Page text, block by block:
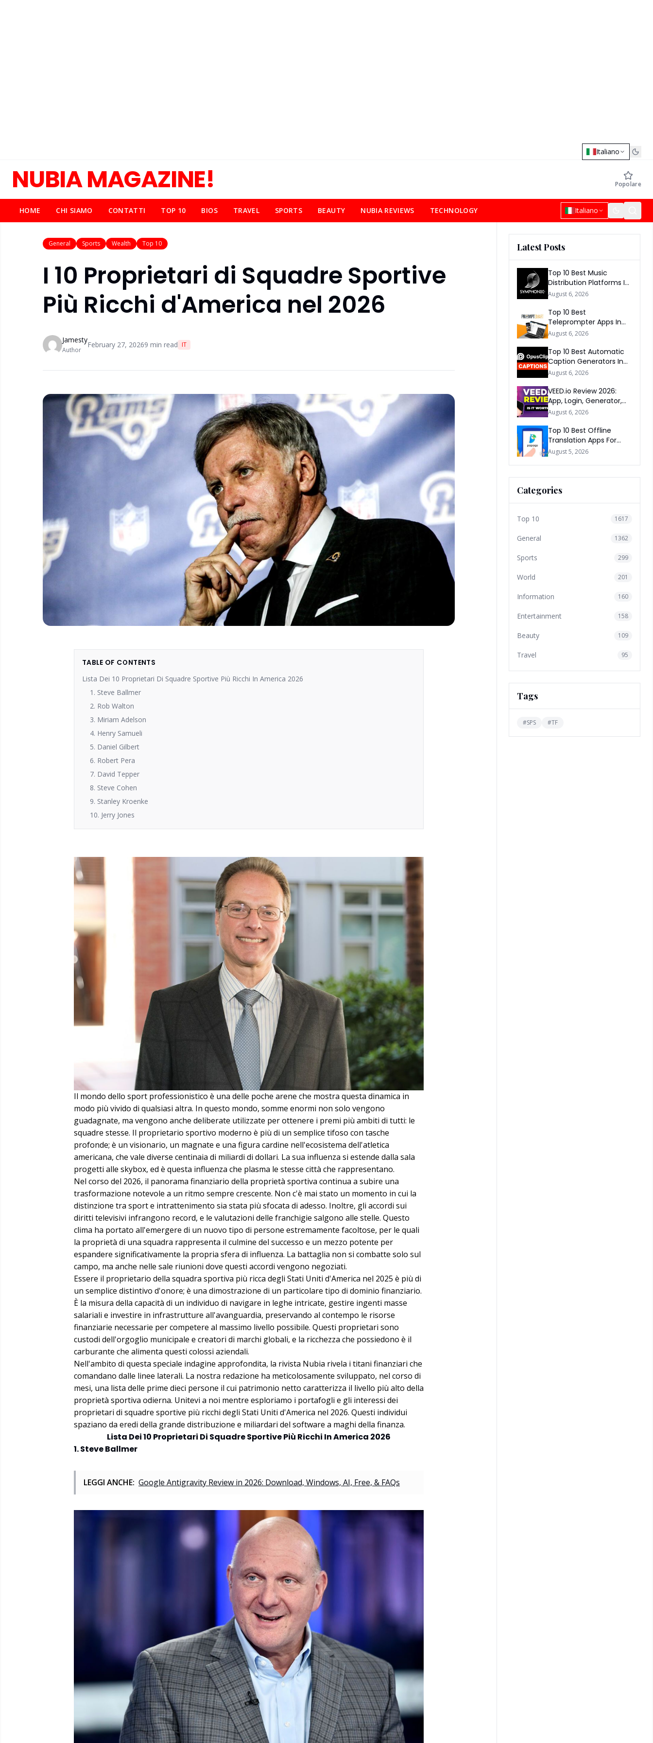
Italiano
NUBIA MAGAZINE! Popolare
HOME CHI SIAMO CONTATTI TOP 10 BIOS TRAVEL SPORTS BEAUTY NUBIA REVIEWS TECHNOLOGY Italiano
General Sports Wealth Top 10
I 10 Proprietari di Squadre Sportive
Più Ricchi d'America nel 2026
Jamesty
Author
February 27, 20269 min read IT
TABLE OF CONTENTS
Lista Dei 10 Proprietari Di Squadre Sportive Più Ricchi In America 2026
1. Steve Ballmer
2. Rob Walton
3. Miriam Adelson
4. Henry Samueli
5. Daniel Gilbert
6. Robert Pera
7. David Tepper
8. Steve Cohen
9. Stanley Kroenke
10. Jerry Jones
Il mondo dello sport professionistico è una delle poche arene che mostra questa dinamica in
modo più vivido di qualsiasi altra. In questo mondo, somme enormi non solo vengono
guadagnate, ma vengono anche deliberate utilizzate per ottenere i premi più ambiti di tutti: le
squadre stesse. Il proprietario sportivo moderno è più di un semplice tifoso con tasche
profonde; è un visionario, un magnate e una figura cardine nell'ecosistema dell'atletica
americana, che vale diverse centinaia di miliardi di dollari. La sua influenza si estende dalla sala
progetti alle skybox, ed è questa influenza che plasma le stesse città che rappresentano.
Nel corso del 2026, il panorama finanziario della proprietà sportiva continua a subire una
trasformazione notevole a un ritmo sempre crescente. Non c'è mai stato un momento in cui la
distinzione tra sport e intrattenimento sia stata più sfocata di adesso. Inoltre, gli accordi sui
diritti televisivi infrangono record, e le valutazioni delle franchigie salgono alle stelle. Questo
clima ha portato all'emergere di un nuovo tipo di persone estremamente facoltose, per le quali
la proprietà di una squadra rappresenta il culmine del successo e un mezzo potente per
espandere significativamente la propria sfera di influenza. La battaglia non si combatte solo sul
campo, ma anche nelle sale riunioni dove questi accordi vengono negoziati.
Essere il proprietario della squadra sportiva più ricca degli Stati Uniti d'America nel 2025 è più di
un semplice distintivo d'onore; è una dimostrazione di un particolare tipo di dominio finanziario.
È la misura della capacità di un individuo di navigare in leghe intricate, gestire ingenti masse
salariali e investire in infrastrutture all'avanguardia, preservando al contempo le risorse
finanziarie necessarie per competere al massimo livello possibile. Questi proprietari sono
custodi dell'orgoglio municipale e creatori di marchi globali, e la ricchezza che possiedono è il
carburante che alimenta questi colossi aziendali.
Nell'ambito di questa speciale indagine approfondita, la rivista Nubia rivela i titani finanziari che
comandano dalle linee laterali. La nostra redazione ha meticolosamente sviluppato, nel corso di
mesi, una lista delle prime dieci persone il cui patrimonio netto caratterizza il livello più alto della
proprietà sportiva odierna. Unitevi a noi mentre esploriamo i portafogli e gli interessi dei
proprietari di squadre sportive più ricchi degli Stati Uniti d'America nel 2026. Questi individui
spaziano da eredi della grande distribuzione e miliardari del software a maghi della finanza.
Lista Dei 10 Proprietari Di Squadre Sportive Più Ricchi In America 2026
1. Steve Ballmer
LEGGI ANCHE: Google Antigravity Review in 2026: Download, Windows, AI, Free, & FAQs
Latest Posts
Top 10 Best Music
Distribution Platforms In
The World 2026
August 6, 2026
Top 10 Best
Teleprompter Apps In
2026
August 6, 2026
Top 10 Best Automatic
Caption Generators In
The World 2026
August 6, 2026
VEED.io Review 2026:
App, Login, Generator,
Download, AI & FAQs
August 6, 2026
Top 10 Best Offline
Translation Apps For
Travel In 2026
August 5, 2026
Categories
Top 10 1617
General 1362
Sports 299
World 201
Information 160
Entertainment 158
Beauty 109
Travel 95
Tags
#SPS #TF